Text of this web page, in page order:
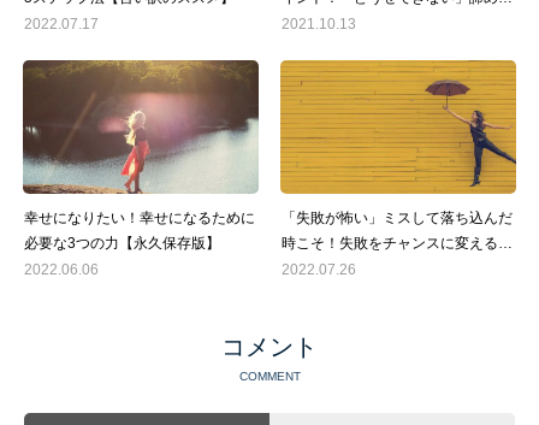
2022.07.17
を克服
2021.10.13
幸せになりたい！幸せになるために
必要な3つの力【永久保存版】
2022.06.06
「失敗が怖い」ミスして落ち込んだ
時こそ！失敗をチャンスに変える方
法
2022.07.26
コメント
COMMENT